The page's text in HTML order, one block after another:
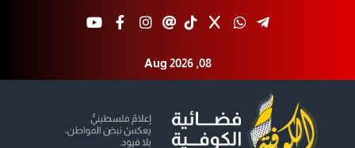
Aug 2026 ,08